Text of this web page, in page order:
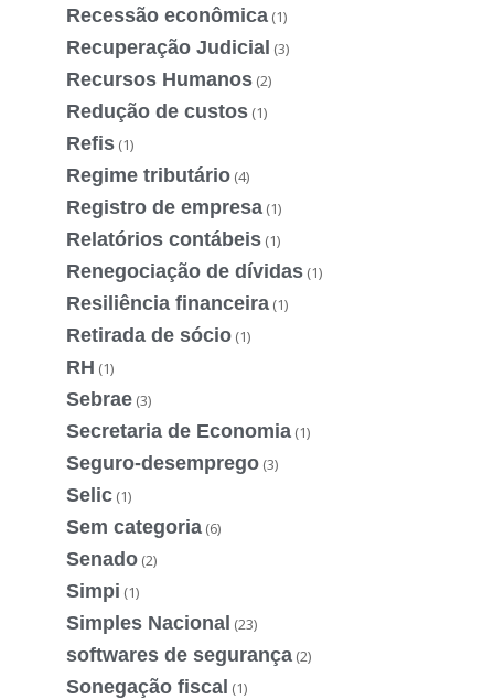
Recessão econômica (1)
Recuperação Judicial (3)
Recursos Humanos (2)
Redução de custos (1)
Refis (1)
Regime tributário (4)
Registro de empresa (1)
Relatórios contábeis (1)
Renegociação de dívidas (1)
Resiliência financeira (1)
Retirada de sócio (1)
RH (1)
Sebrae (3)
Secretaria de Economia (1)
Seguro-desemprego (3)
Selic (1)
Sem categoria (6)
Senado (2)
Simpi (1)
Simples Nacional (23)
softwares de segurança (2)
Sonegação fiscal (1)